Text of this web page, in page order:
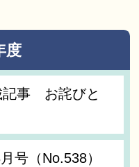
度
記事 お詫びと
号（No.538）